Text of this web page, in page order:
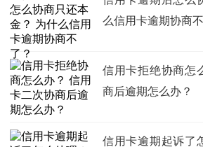
么信用卡逾期协商
信用卡拒绝协商怎
商后逾期怎么办？
信用卡逾期起诉了